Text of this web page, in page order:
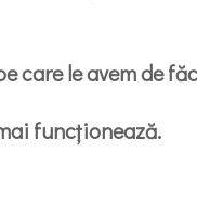
care le avem de
funcționează.